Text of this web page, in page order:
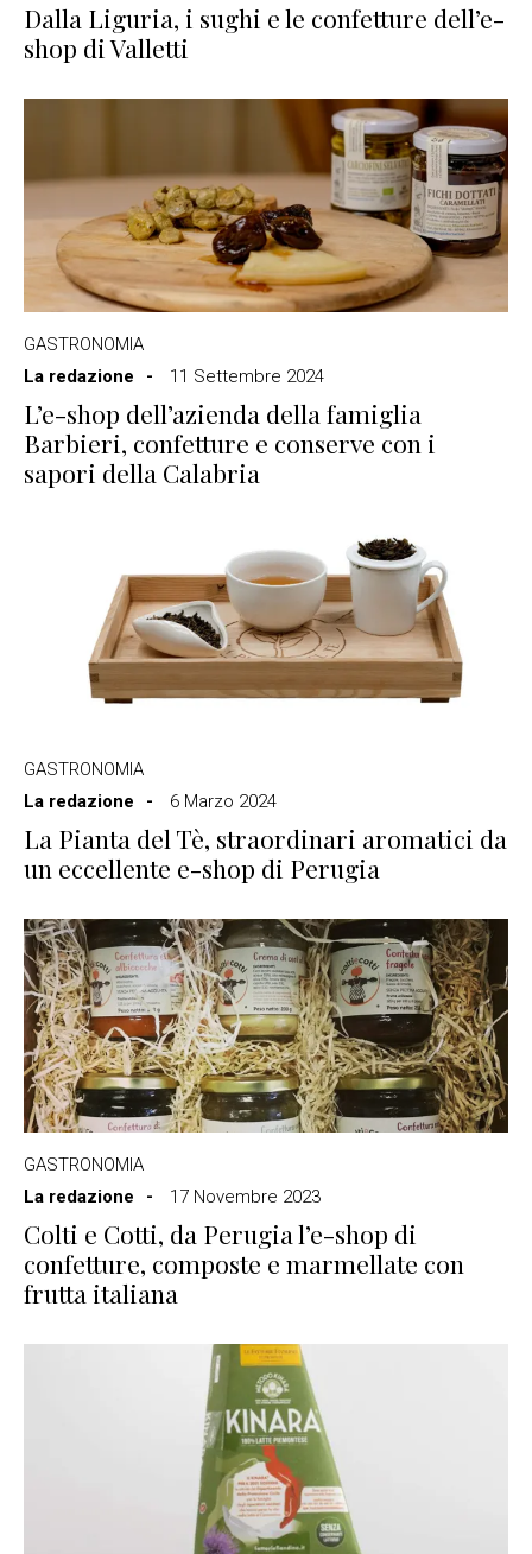
Dalla Liguria, i sughi e le confetture dell’e-
shop di Valletti
GASTRONOMIA
La redazione
11 Settembre 2024
L’e-shop dell’azienda della famiglia
Barbieri, confetture e conserve con i
sapori della Calabria
GASTRONOMIA
La redazione
6 Marzo 2024
La Pianta del Tè, straordinari aromatici da
un eccellente e-shop di Perugia
GASTRONOMIA
La redazione
17 Novembre 2023
Colti e Cotti, da Perugia l’e-shop di
confetture, composte e marmellate con
frutta italiana